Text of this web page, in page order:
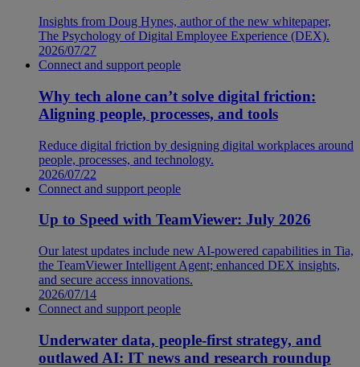
Insights from Doug Hynes, author of the new whitepaper,
The Psychology of Digital Employee Experience (DEX).
2026/07/27
Connect and support people
Why tech alone can’t solve digital friction:
Aligning people, processes, and tools
Reduce digital friction by designing digital workplaces around
people, processes, and technology.
2026/07/22
Connect and support people
Up to Speed with TeamViewer: July 2026
Our latest updates include new AI-powered capabilities in Tia,
the TeamViewer Intelligent Agent; enhanced DEX insights,
and secure access innovations.
2026/07/14
Connect and support people
Underwater data, people-first strategy, and
outlawed AI: IT news and research roundup